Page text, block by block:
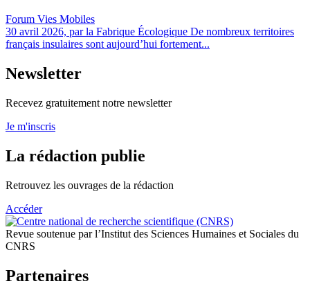
Forum Vies Mobiles
30 avril 2026, par la Fabrique Écologique De nombreux territoires
français insulaires sont aujourd’hui fortement...
Newsletter
Recevez gratuitement notre newsletter
Je m'inscris
La rédaction publie
Retrouvez les ouvrages de la rédaction
Accéder
Revue soutenue par l’Institut des Sciences Humaines et Sociales du
CNRS
Partenaires